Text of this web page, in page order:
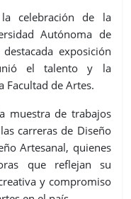
celebración de la
Autónoma de
exposición
el talento y la
Facultad de Artes.
muestra de trabajos
carreras de Diseño
Artesanal, quienes
que reflejan su
y compromiso